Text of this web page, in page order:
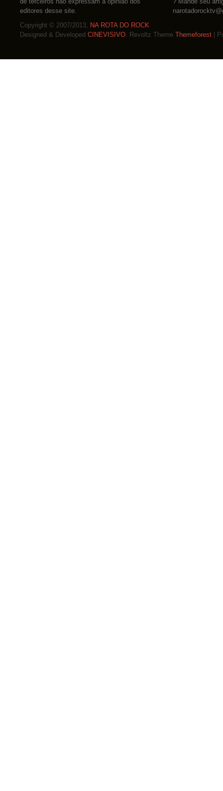
editores desse site.
Copyright © 2007/2013, NA ROTA DO ROCK
Designed & Developed CINEVISIVO. Revoltz Theme Themeforest |